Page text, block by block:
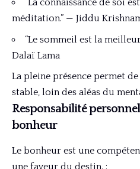
“La connaissance de soi
méditation.” — Jiddu
“Le sommeil est la
Dalaï Lama
La pleine présence permet
stable, loin des aléas du
Responsabilité
bonheur
Le bonheur est une
une faveur du destin. :